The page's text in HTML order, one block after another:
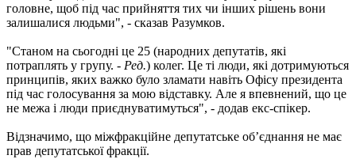
головне, щоб під час прийняття тих чи інших рішень вони
залишалися людьми", - сказав Разумков.
"Станом на сьогодні це 25 (народних депутатів, які
потраплять у групу. - Ред.) колег. Це ті люди, які дотримуються
принципів, яких важко було зламати навіть Офісу президента
під час голосування за мою відставку. Але я впевнений, що це
не межа і люди приєднуватимуться", - додав екс-спікер.
Відзначимо, що міжфракційне депутатське об’єднання не має
прав депутатської фракції.